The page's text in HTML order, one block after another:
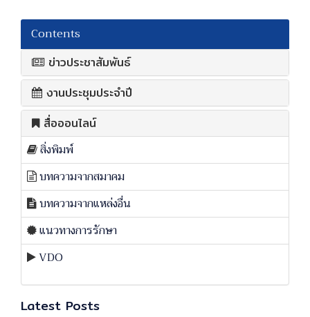
Contents
ข่าวประชาสัมพันธ์
งานประชุมประจำปี
สื่อออนไลน์
สิ่งพิมพ์
บทความจากสมาคม
บทความจากแหล่งอื่น
แนวทางการรักษา
VDO
Latest Posts